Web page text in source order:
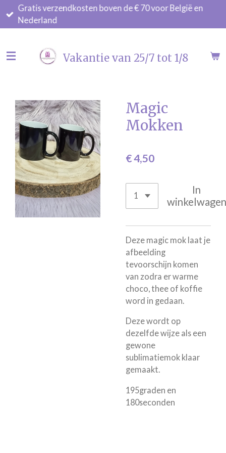
Ga
direct
hoofdinhoud
Gratis verzendkosten boven de € 70 voor België en
Nederland
Vakantie van 25/7 tot 1/8
Magic
Mokken
€ 4,50
In
winkelwagen
Deze magic mok laat je
afbeelding
tevoorschijn komen
van zodra er warme
choco, thee of koffie
word in gedaan.
Deze wordt op
dezelfde wijze als een
gewone
sublimatiemok klaar
gemaakt.
195graden en
180seconden